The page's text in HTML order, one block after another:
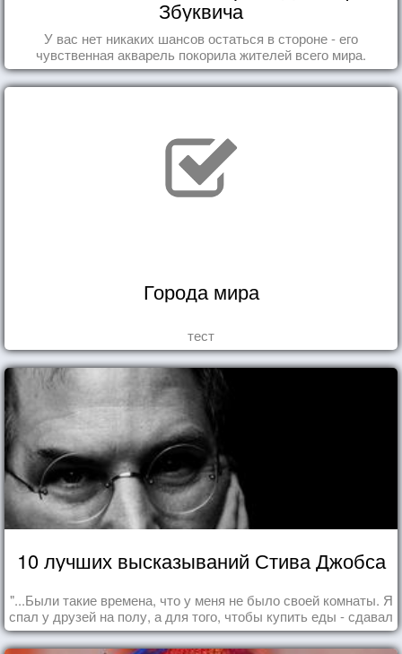
Збуквича
У вас нет никаких шансов остаться в стороне - его
чувственная акварель покорила жителей всего мира.
Города мира
тест
10 лучших высказываний Стива Джобса
"...Были такие времена, что у меня не было своей комнаты. Я
спал у друзей на полу, а для того, чтобы купить еды - сдавал
бутылки из под кока-колы"